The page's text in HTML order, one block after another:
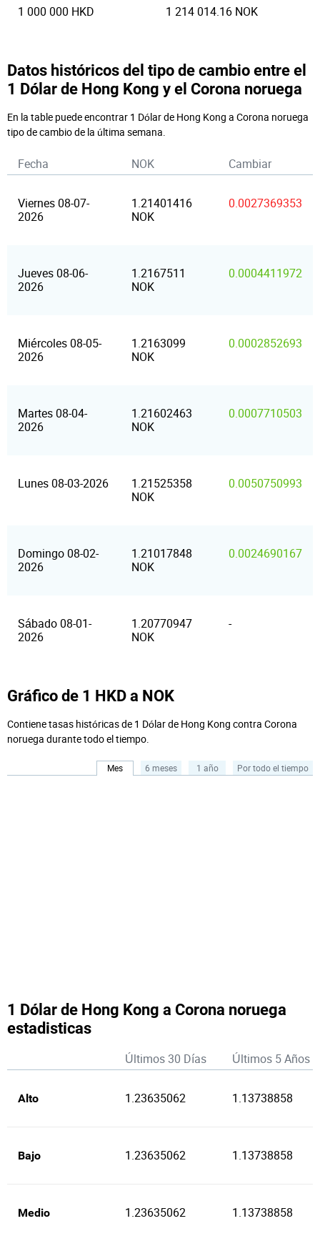
1 000 000 HKD 1 214 014.16 NOK
Datos históricos del tipo de cambio entre el
1 Dólar de Hong Kong y el Corona noruega
En la table puede encontrar 1 Dólar de Hong Kong a Corona noruega
tipo de cambio de la última semana.
Fecha NOK Cambiar
Viernes 08-07-
2026
1.21401416
NOK
0.0027369353
Jueves 08-06-
2026
1.2167511
NOK
0.0004411972
Miércoles 08-05-
2026
1.2163099
NOK
0.0002852693
Martes 08-04-
2026
1.21602463
NOK
0.0007710503
Lunes 08-03-2026
1.21525358
NOK
0.0050750993
Domingo 08-02-
2026
1.21017848
NOK
0.0024690167
Sábado 08-01-
2026
1.20770947
NOK
-
Gráfico de 1 HKD a NOK
Contiene tasas históricas de 1 Dólar de Hong Kong contra Corona
noruega durante todo el tiempo.
Mes 6 meses 1 año Por todo el tiempo
1 Dólar de Hong Kong a Corona noruega
estadisticas
Últimos 30 Días Últimos 5 Años
Alto 1.23635062 1.13738858
Bajo 1.23635062 1.13738858
Medio 1.23635062 1.13738858